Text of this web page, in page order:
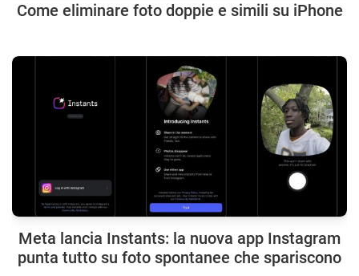
Come eliminare foto doppie e simili su iPhone
Meta lancia Instants: la nuova app Instagram
punta tutto su foto spontanee che spariscono